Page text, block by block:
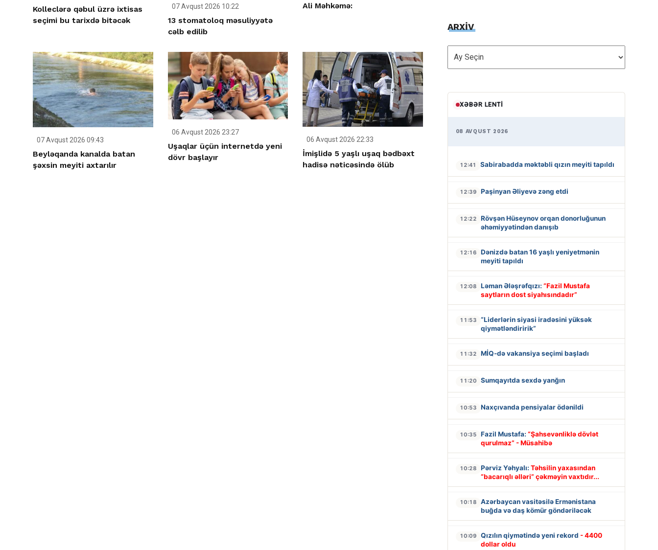
Kolleclərə qəbul üzrə ixtisas
seçimi bu tarixdə bitəcək
07 Avqust 2026 10:22
13 stomatoloq məsuliyyətə
cəlb edilib
Ali Məhkəmə:
07 Avqust 2026 09:43
Beyləqanda kanalda batan
şəxsin meyiti axtarılır
06 Avqust 2026 23:27
Uşaqlar üçün internetdə yeni
dövr başlayır
06 Avqust 2026 22:33
İmişlidə 5 yaşlı uşaq bədbəxt
hadisə nəticəsində ölüb
ARXİV
ARXİV
XƏBƏR LENTI
08 AVQUST 2026
12:41 Sabirabadda məktəbli qızın meyiti tapıldı
12:39 Paşinyan Əliyevə zəng etdi
12:22
Rövşən Hüseynov orqan donorluğunun
əhəmiyyətindən danışıb
12:16
Dənizdə batan 16 yaşlı yeniyetmənin
meyiti tapıldı
12:08 Ləman Ələşrəfqızı: “Fazil Mustafa
saytların dost siyahısındadır”
11:53
“Liderlərin siyasi iradəsini yüksək
qiymətləndiririk”
11:32 MİQ-də vakansiya seçimi başladı
11:20 Sumqayıtda sexdə yanğın
10:53 Naxçıvanda pensiyalar ödənildi
10:35 Fazil Mustafa: “Şahsevənliklə dövlət
qurulmaz” - Müsahibə
10:28 Pərviz Yəhyalı: Təhsilin yaxasından
“bacarıqlı əlləri” çəkməyin vaxtıdır...
10:18
Azərbaycan vasitəsilə Ermənistana
buğda və daş kömür göndəriləcək
10:09 Qızılın qiymətində yeni rekord - 4400
dollar oldu